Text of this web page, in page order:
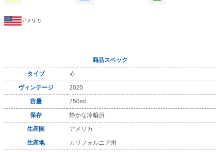
アメリカ
商品スペック
タイプ
赤
ヴィンテージ
2020
容量
750ml
保存
静かな冷暗所
生産国
アメリカ
生産地
カリフォルニア州